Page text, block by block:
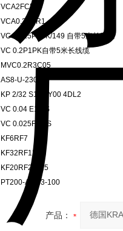
VCA2FCP1
VCA0.2EBR1
VC 0.025P1PK/149 自带5米长线缆
VC 0.2P1PK自带5米长线缆
MVC0.2R3C05
AS8-U-230-F
KP 2/32 S10F Y00 4DL2
VC 0.04 E1 PS
VC 0.025F1 PS
KF6RF7
KF32RF1D15
KF20RF2-D15
PT200-A-063-100
产品：